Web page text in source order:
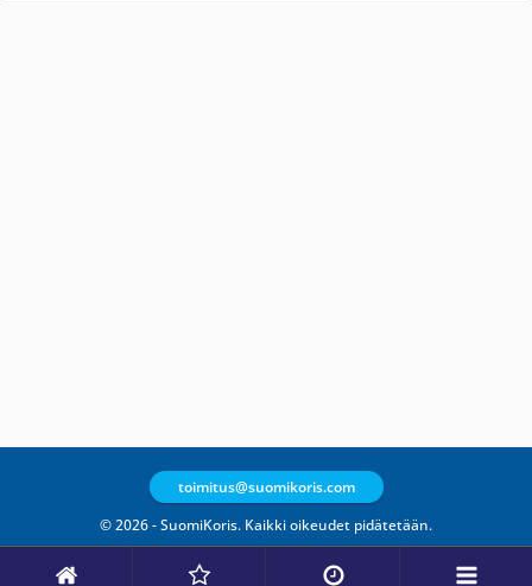
© 2026 - SuomiKoris. Kaikki oikeudet pidätetään.
toimitus@suomikoris.com